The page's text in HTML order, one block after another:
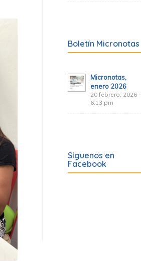
Boletín Micronotas
Micronotas,
enero 2026
20 febrero, 2026 -
6:13 pm
Síguenos en
Facebook